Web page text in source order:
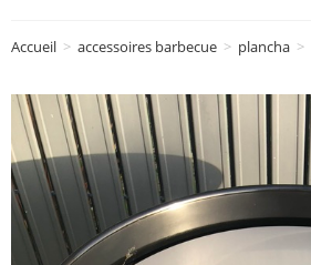
Accueil > accessoires barbecue > plancha >